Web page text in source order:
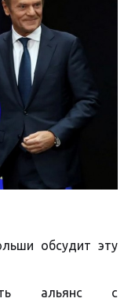
обсудит эту
альянс с